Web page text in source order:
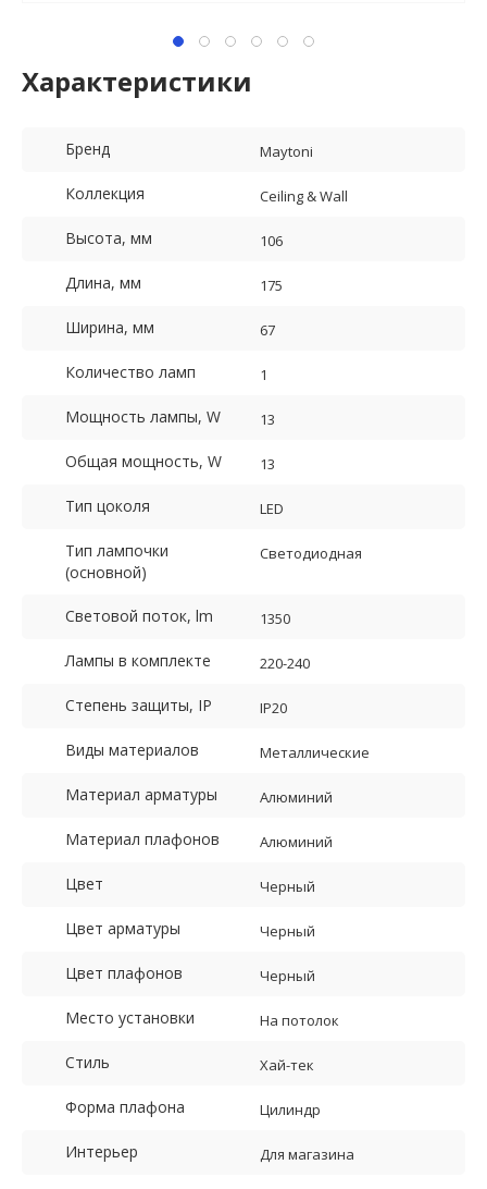
Характеристики
Бренд Maytoni
Коллекция Ceiling & Wall
Высота, мм 106
Длина, мм 175
Ширина, мм 67
Количество ламп 1
Мощность лампы, W 13
Общая мощность, W 13
Тип цоколя LED
Тип лампочки
(основной)
Светодиодная
Световой поток, lm 1350
Лампы в комплекте 220-240
Степень защиты, IP IP20
Виды материалов Металлические
Материал арматуры Алюминий
Материал плафонов Алюминий
Цвет Черный
Цвет арматуры Черный
Цвет плафонов Черный
Место установки На потолок
Стиль Хай-тек
Форма плафона Цилиндр
Интерьер Для магазина